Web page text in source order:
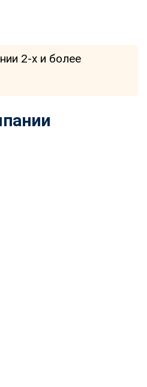
2-х и более